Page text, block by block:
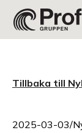
Tillbaka till
2025-03-03/